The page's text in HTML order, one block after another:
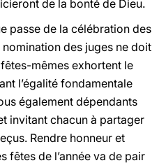
de la bonté de Dieu.
passe de la célébration des
des juges ne doit
mêmes exhortent le
l’égalité fondamentale
également dépendants
invitant chacun à partager
Rendre honneur et
fêtes de l’année va de pair